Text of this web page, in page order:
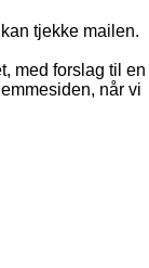
tjekke mailen.
med forslag til en
når vi